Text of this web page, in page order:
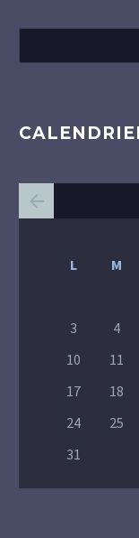
L M
3
4
10
11
17
18
24
25
31